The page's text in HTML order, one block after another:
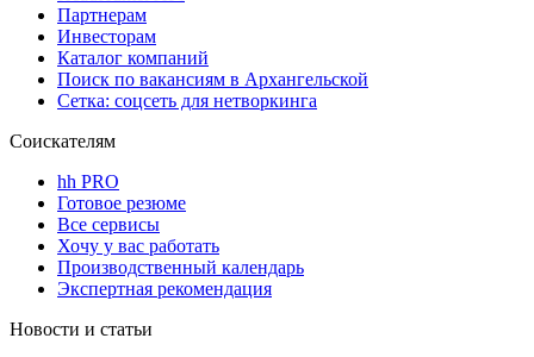
Партнерам
Инвесторам
Каталог компаний
Поиск по вакансиям в Архангельской
Сетка: соцсеть для нетворкинга
Соискателям
hh PRO
Готовое резюме
Все сервисы
Хочу у вас работать
Производственный календарь
Экспертная рекомендация
Новости и статьи